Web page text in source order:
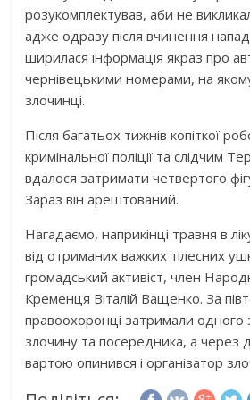
розукомплектував, аби не
адже одразу після вчинення
ширилася інформація якраз про
чернівецькими номерами, на
злочинці.
Після багатьох тижнів копіткої
кримінальної поліції та слідчим
вдалося затримати четвертого
Зараз він арештований.
Нагадаємо, наприкінці травня в
від отриманих важких тілесних
громадський активіст, член
Кременця Віталій Ващенко. За
правоохоронці затримали одного
злочину та посередника, а через
вартою опинився і організатор